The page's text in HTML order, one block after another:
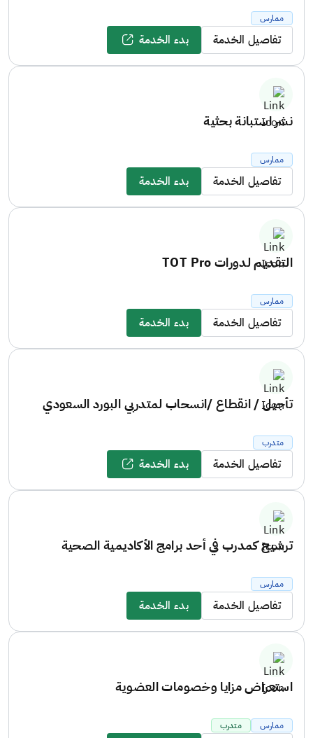
ممارس
تفاصيل الخدمة بدء الخدمة
نشر استبانة بحثية
ممارس
تفاصيل الخدمة بدء الخدمة
التقديم لدورات TOT Pro
ممارس
تفاصيل الخدمة بدء الخدمة
تأجيل / انقطاع /انسحاب لمتدربي البورد السعودي
متدرب
تفاصيل الخدمة بدء الخدمة
ترشيح كمدرب في أحد برامج الأكاديمية الصحية
ممارس
تفاصيل الخدمة بدء الخدمة
استعراض مزايا وخصومات العضوية
ممارس متدرب